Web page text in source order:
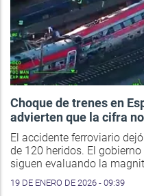
Choque de trenes en
advierten que la cifra
El accidente ferroviario
de 120 heridos. El
siguen evaluando la
19 DE ENERO DE 2026 - 09:39